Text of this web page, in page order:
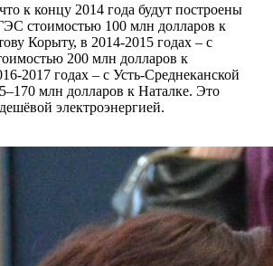
к концу 2014 года будут построены
стоимостью 100 млн долларов к
Корыту, в 2014-2015 годах – с
200 млн долларов к
2017 годах – с Усть-Среднеканской
млн долларов к Наталке. Это
электроэнергией.